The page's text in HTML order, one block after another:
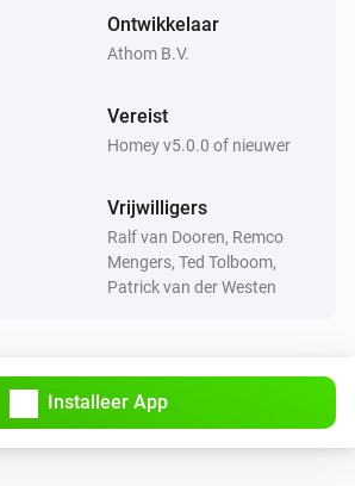
Ontwikkelaar
Athom B.V.
Vereist
Homey v5.0.0 of nieuwer
Vrijwilligers
Ralf van Dooren, Remco
Mengers, Ted Tolboom,
Patrick van der Westen
Installeer App